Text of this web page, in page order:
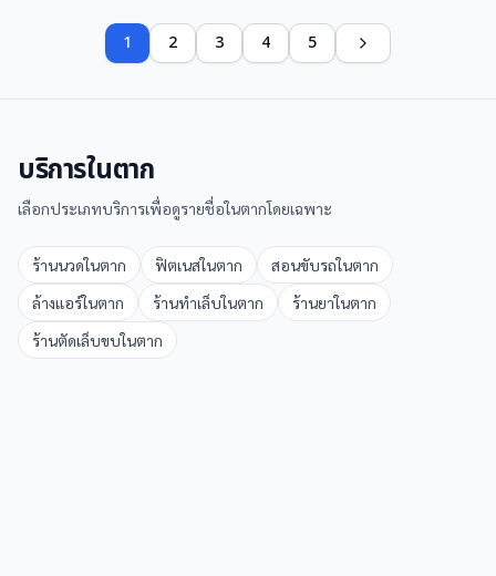
1 2 3 4 5
บริการในตาก
เลือกประเภทบริการเพื่อดูรายชื่อในตากโดยเฉพาะ
ร้านนวดในตาก ฟิตเนสในตาก สอนขับรถในตาก
ล้างแอร์ในตาก ร้านทำเล็บในตาก ร้านยาในตาก
ร้านตัดเล็บขบในตาก